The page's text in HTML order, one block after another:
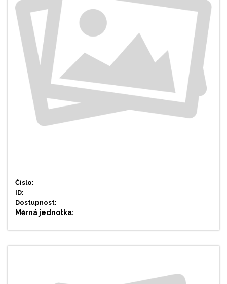
Číslo:
ID:
Dostupnost:
Měrná jednotka: